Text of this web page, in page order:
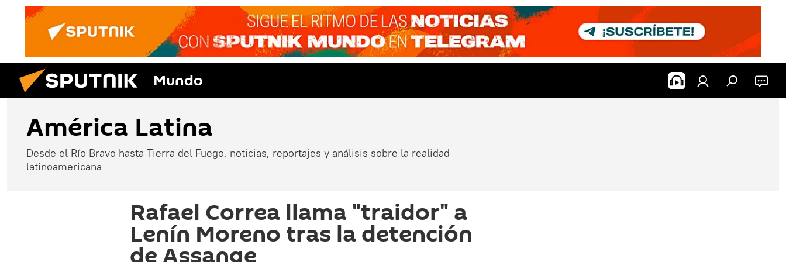
Mundo
América Latina
Desde el Río Bravo hasta Tierra del Fuego, noticias, reportajes y análisis sobre la realidad
latinoamericana
Rafael Correa llama "traidor" a
Lenín Moreno tras la detención